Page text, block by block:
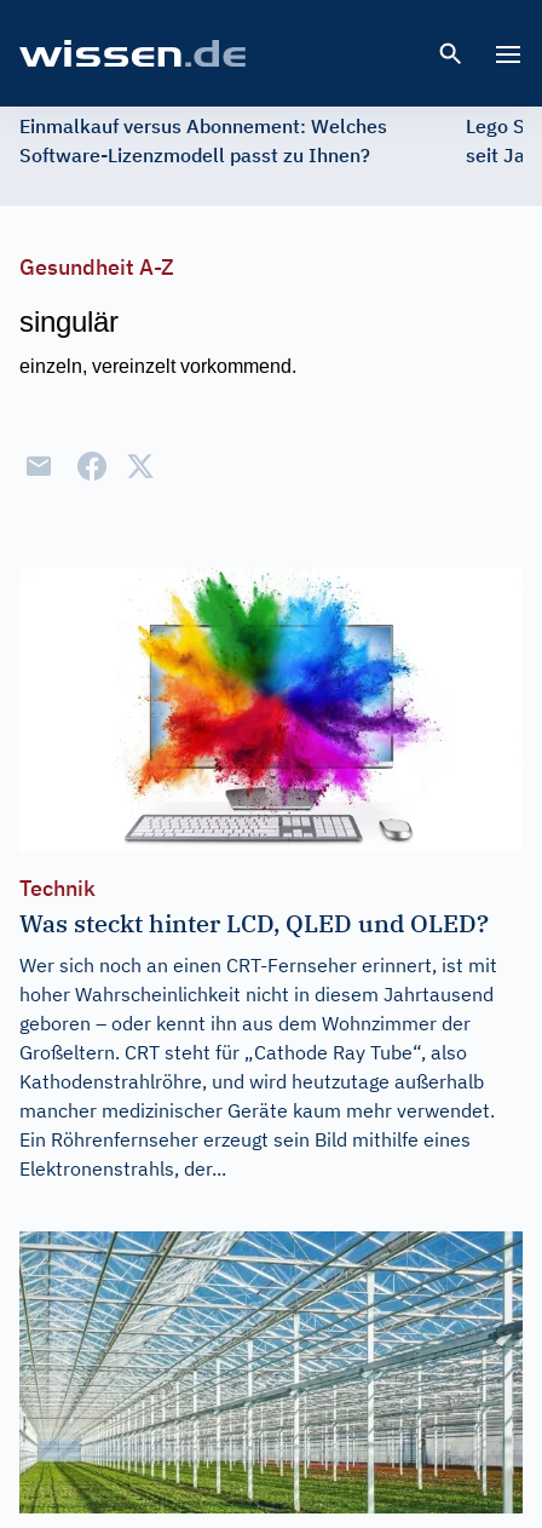
Einmalkauf versus Abonnement: Welches
Software-Lizenzmodell passt zu Ihnen?
Lego
seit
Gesundheit A-Z
singulär
einzeln, vereinzelt vorkommend.
Technik
Was steckt hinter LCD, QLED und OLED?
Wer sich noch an einen CRT-Fernseher erinnert, ist mit
hoher Wahrscheinlichkeit nicht in diesem Jahrtausend
geboren – oder kennt ihn aus dem Wohnzimmer der
Großeltern. CRT steht für „Cathode Ray Tube“, also
Kathodenstrahlröhre, und wird heutzutage außerhalb
mancher medizinischer Geräte kaum mehr verwendet.
Ein Röhrenfernseher erzeugt sein Bild mithilfe eines
Elektronenstrahls, der...